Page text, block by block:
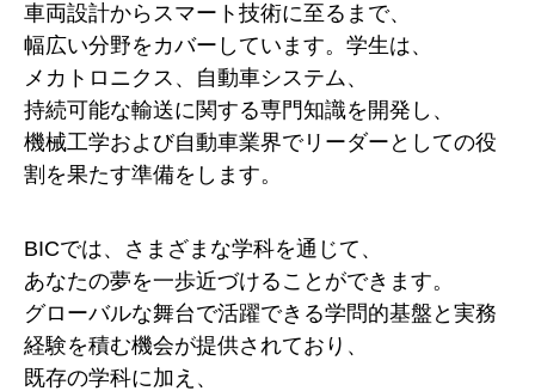
車両設計からスマート技術に至るまで、
幅広い分野をカバーしています。学生は、
メカトロニクス、自動車システム、
持続可能な輸送に関する専門知識を開発し、
機械工学および自動車業界でリーダーとしての役
割を果たす準備をします。
BICでは、さまざまな学科を通じて、
あなたの夢を一歩近づけることができます。
グローバルな舞台で活躍できる学問的基盤と実務
経験を積む機会が提供されており、
既存の学科に加え、